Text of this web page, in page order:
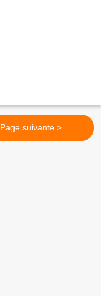
Page suivante >